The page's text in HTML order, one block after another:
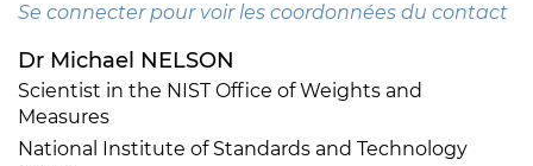
Se connecter pour voir les coordonnées du contact
Dr Michael NELSON
Scientist in the NIST Office of Weights and
Measures
National Institute of Standards and Technology